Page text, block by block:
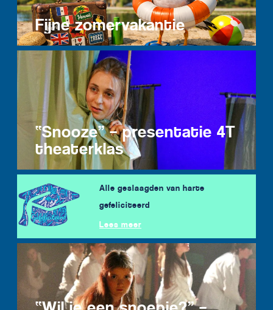
Fijne zomervakantie
“Snooze” – presentatie 4T
theaterklas
Alle geslaagden van harte
gefeliciteerd
Lees meer